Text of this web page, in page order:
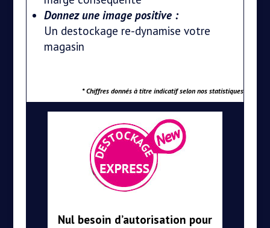
Donnez une image positive :
Un destockage re-dynamise votre
magasin
*Chiffres donnés à titre indicatif selon nos statistiques
Nul besoin d’autorisation pour